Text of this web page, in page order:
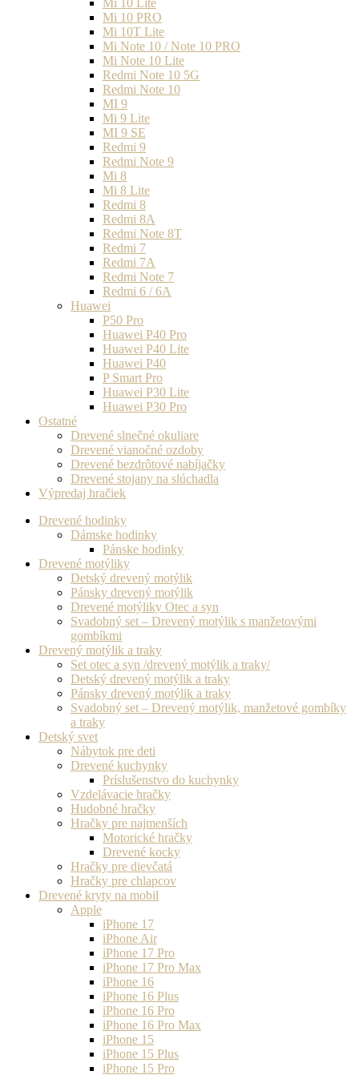
Mi 10 Lite
Mi 10 PRO
Mi 10T Lite
Mi Note 10 / Note 10 PRO
Mi Note 10 Lite
Redmi Note 10 5G
Redmi Note 10
MI 9
Mi 9 Lite
MI 9 SE
Redmi 9
Redmi Note 9
Mi 8
Mi 8 Lite
Redmi 8
Redmi 8A
Redmi Note 8T
Redmi 7
Redmi 7A
Redmi Note 7
Redmi 6 / 6A
Huawei
P50 Pro
Huawei P40 Pro
Huawei P40 Lite
Huawei P40
P Smart Pro
Huawei P30 Lite
Huawei P30 Pro
Ostatné
Drevené slnečné okuliare
Drevené vianočné ozdoby
Drevené bezdrôtové nabíjačky
Drevené stojany na slúchadla
Výpredaj hračiek
Drevené hodinky
Dámske hodinky
Pánske hodinky
Drevené motýliky
Detský drevený motýlik
Pánsky drevený motýlik
Drevené motýliky Otec a syn
Svadobný set – Drevený motýlik s manžetovými
gombíkmi
Drevený motýlik a traky
Set otec a syn /drevený motýlik a traky/
Detský drevený motýlik a traky
Pánsky drevený motýlik a traky
Svadobný set – Drevený motýlik, manžetové gombíky
a traky
Detský svet
Nábytok pre deti
Drevené kuchynky
Príslušenstvo do kuchynky
Vzdelávacie hračky
Hudobné hračky
Hračky pre najmenších
Motorické hračky
Drevené kocky
Hračky pre dievčatá
Hračky pre chlapcov
Drevené kryty na mobil
Apple
iPhone 17
iPhone Air
iPhone 17 Pro
iPhone 17 Pro Max
iPhone 16
iPhone 16 Plus
iPhone 16 Pro
iPhone 16 Pro Max
iPhone 15
iPhone 15 Plus
iPhone 15 Pro